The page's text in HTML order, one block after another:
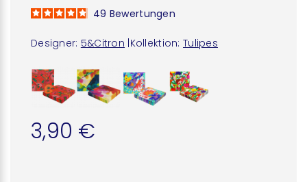
Designer: 5&Citron Kollektion: Tulipes
49 Bewertungen
3,90 €